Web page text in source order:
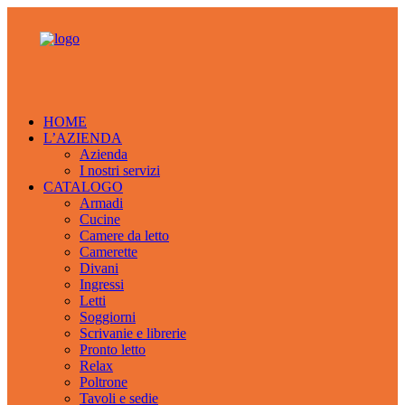
HOME
L’AZIENDA
Azienda
I nostri servizi
CATALOGO
Armadi
Cucine
Camere da letto
Camerette
Divani
Ingressi
Letti
Soggiorni
Scrivanie e librerie
Pronto letto
Relax
Poltrone
Tavoli e sedie